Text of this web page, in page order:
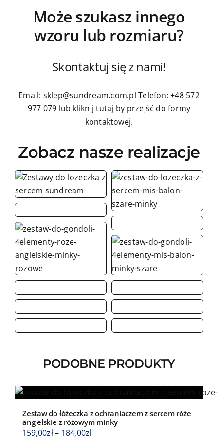
Może szukasz innego
wzoru lub rozmiaru?
Skontaktuj się z nami!
Email: sklep@sundream.com.pl Telefon: +48 572
977 079 lub kliknij tutaj by przejść do formy
kontaktowej.
Zobacz nasze realizacje
PODOBNE PRODUKTY
Zestaw do łóżeczka z ochraniaczem z sercem róże
angielskie z różowym minky
159,00zł– 184,00złZakres